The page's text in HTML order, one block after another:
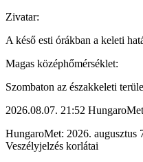
Zivatar:
A késő esti órákban a keleti
Magas középhőmérséklet:
Szombaton az északkeleti
2026.08.07. 21:52
HungaroMet: 2026.
Veszélyjelzés korlátai